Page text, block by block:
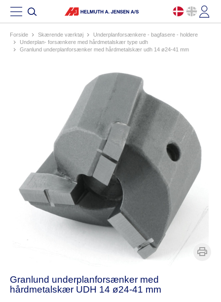
Forside skærende værktøj
underplanforsænkere - bagfasere - holdere
underplan- forsænkere med hårdmetalskær type udh
granlund underplanforsænker med hårdmetalskær udh 14 ø24-41 mm
Granlund underplanforsænker med
hårdmetalskær UDH 14 ø24-41 mm